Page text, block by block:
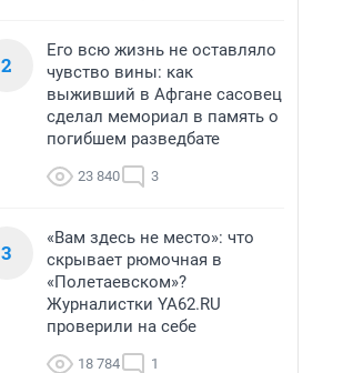
2
Его всю жизнь не оставляло
чувство вины: как
выживший в Афгане сасовец
сделал мемориал в память о
погибшем разведбате
23 840 3
3
«Вам здесь не место»: что
скрывает рюмочная в
«Полетаевском»?
Журналистки YA62.RU
проверили на себе
18 784 1